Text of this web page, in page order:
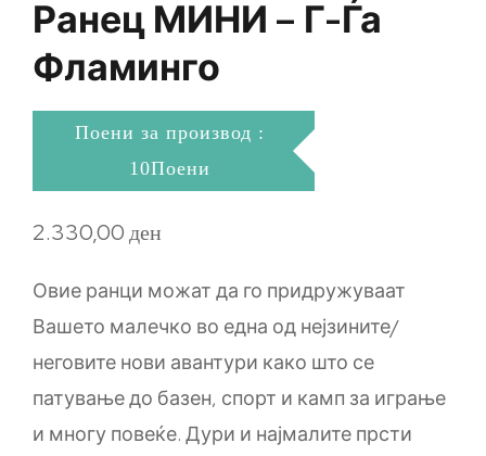
Ранец МИНИ – Г-Ѓа
Фламинго
Поени за производ :
10Поени
2.330,00ден
Овие ранци можат да го придружуваат
Вашето малечко во една од нејзините/
неговите нови авантури како што се
патување до базен, спорт и камп за играње
и многу повеќе. Дури и најмалите прсти